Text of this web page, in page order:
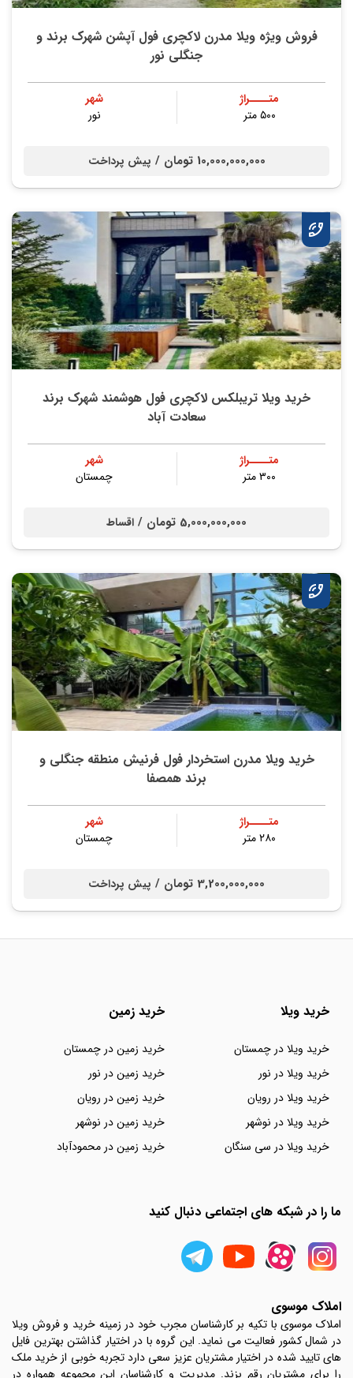
فروش ویژه ویلا مدرن لاکچری فول آپشن شهرک برند و
جنگلی نور
متــــراژ
۵۰۰ متر
شهر
نور
10,000,000,000 تومان / پیش پرداخت
خرید ویلا تریبلکس لاکچری فول هوشمند شهرک برند
سعادت آباد
متــــراژ
۳۰۰ متر
شهر
چمستان
5,000,000,000 تومان / اقساط
خرید ویلا مدرن استخردار فول فرنیش منطقه جنگلی و
برند همصفا
متــــراژ
۲۸۰ متر
شهر
چمستان
3,200,000,000 تومان / پیش پرداخت
خرید ویلا
خرید ویلا در چمستان
خرید ویلا در نور
خرید ویلا در رویان
خرید ویلا در نوشهر
خرید ویلا در سی سنگان
خرید زمین
خرید زمین در چمستان
خرید زمین در نور
خرید زمین در رویان
خرید زمین در نوشهر
خرید زمین در محمودآباد
ما را در شبکه های اجتماعی دنبال کنید
املاک موسوی
املاک موسوی با تکیه بر کارشناسان مجرب خود در زمینه خرید و فروش ویلا
در شمال کشور فعالیت می نماید. این گروه با در اختیار گذاشتن بهترین فایل
های تایید شده در اختیار مشتریان عزیز سعی دارد تجربه خوبی از خرید ملک
را برای مشتریان رقم بزند. مدیریت و کارشناسان این مجموعه همواره در